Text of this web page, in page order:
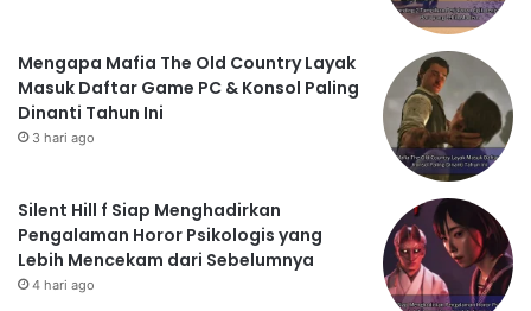
Mengapa Mafia The Old Country Layak
Masuk Daftar Game PC & Konsol Paling
Dinanti Tahun Ini
3 hari ago
Silent Hill f Siap Menghadirkan
Pengalaman Horor Psikologis yang
Lebih Mencekam dari Sebelumnya
4 hari ago